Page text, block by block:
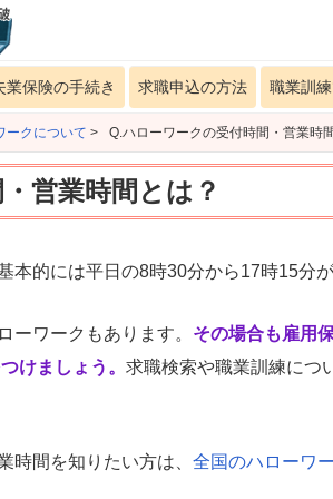
業保険の手続き 求職申込の方法 職業訓
ークについて > Q.ハローワークの受付時間・営業時
営業時間とは？
的には平日の8時30分から17時15分が
ーワークもあります。 その場合も雇用
けましょう。 求職検索や職業訓練につ
時間を知りたい方は、 全国のハローワ